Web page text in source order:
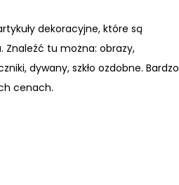
dekoracyjne, które są
Znaleźć tu można: obrazy,
dywany, szkło ozdobne. Bardzo
cenach.